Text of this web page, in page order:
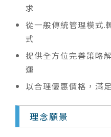
求
從一般傳統管理模式.
式
提供全方位完善策略
運
以合理優惠價格，滿
理念願景